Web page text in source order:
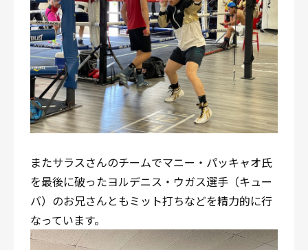
またサラスさんのチームでマニー・パッキャオ氏
を最後に破ったヨルデニス・ウガス選手（キュー
バ）のお兄さんともミット打ちなどを精力的に行
なっています。